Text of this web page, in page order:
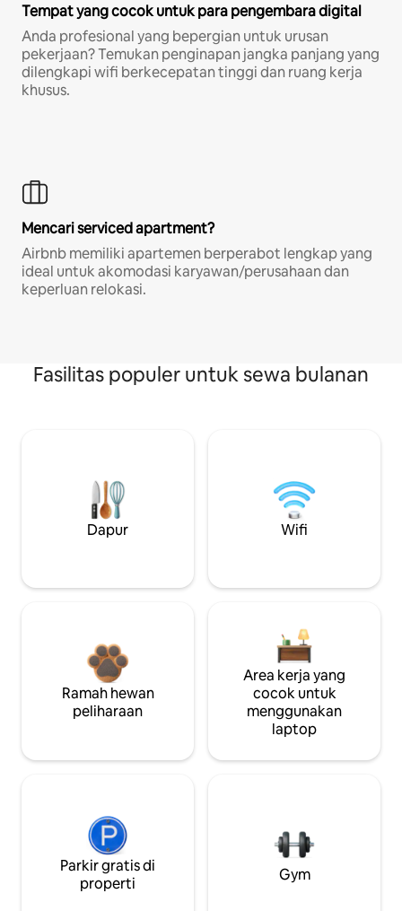
Tempat yang cocok untuk para pengembara digital
Anda profesional yang bepergian untuk urusan
pekerjaan? Temukan penginapan jangka panjang yang
dilengkapi wifi berkecepatan tinggi dan ruang kerja
khusus.
Mencari serviced apartment?
Airbnb memiliki apartemen berperabot lengkap yang
ideal untuk akomodasi karyawan/perusahaan dan
keperluan relokasi.
Fasilitas populer untuk sewa bulanan
Dapur Wifi
Ramah hewan
peliharaan
Area kerja yang
cocok untuk
menggunakan
laptop
Parkir gratis di
properti
Gym